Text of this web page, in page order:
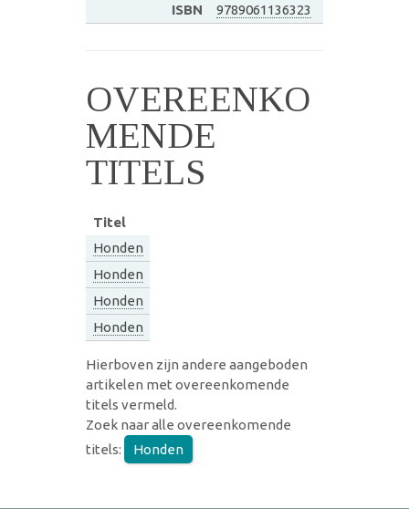
ISBN
9789061136323
OVEREENKO
MENDE
TITELS
Titel
Honden
Honden
Honden
Honden
Hierboven zijn andere aangeboden
artikelen met overeenkomende
titels vermeld.
Zoek naar alle overeenkomende
titels:
Honden